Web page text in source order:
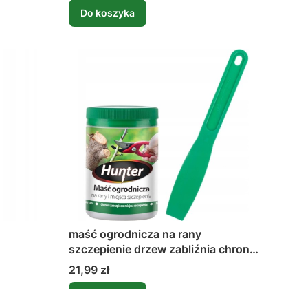
Do koszyka
maść ogrodnicza na rany
szczepienie drzew zabliźnia chroni
200g +szpatułka
Cena
21,99 zł